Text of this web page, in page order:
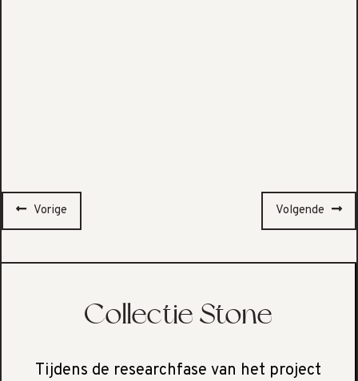
Vorige Volgende
Collectie Stone
Tijdens de researchfase van het project